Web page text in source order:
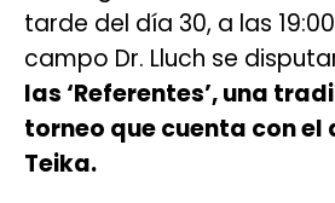
tarde del día 30, a las
campo Dr. Lluch se
las ‘Referentes’, una
torneo que cuenta con el
Teika.